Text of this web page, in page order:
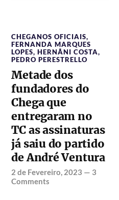
CHEGANOS OFICIAIS,
FERNANDA MARQUES
LOPES,HERNÂNI COSTA,
PEDRO PERESTRELLO
Metade dos
fundadores do
Chega que
entregaram no
TC as assinaturas
já saiu do partido
de André Ventura
2 de Fevereiro, 2023 — 3
Comments